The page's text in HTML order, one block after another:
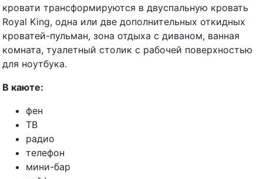
кровати трансформируются в двуспальную кровать
Royal King, одна или две дополнительных откидных
кроватей-пульман, зона отдыха с диваном, ванная
комната, туалетный столик с рабочей поверхностью
для ноутбука.
В каюте:
фен
ТВ
радио
телефон
мини-бар